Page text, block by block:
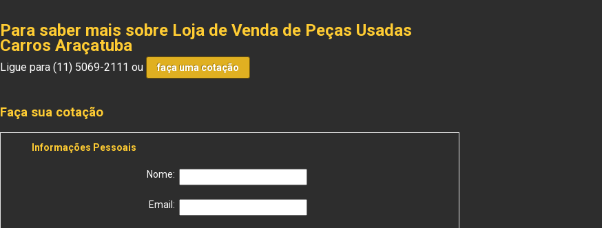
Para saber mais sobre Loja de Venda de Peças Usadas
Carros Araçatuba
Ligue para(11) 5069-2111 ou faça uma cotação
Faça sua cotação
Informações Pessoais
Nome:
Email: